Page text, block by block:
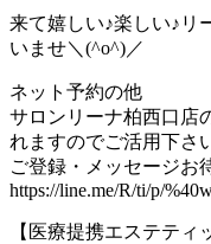
来て嬉しい♪楽しい♪リ
いませ＼(^o^)／
ネット予約の他
サロンリーナ柏西口店
れますのでご活用下さ
ご登録・メッセージお
https://line.me/R/ti/p/
【医療提携エステティ